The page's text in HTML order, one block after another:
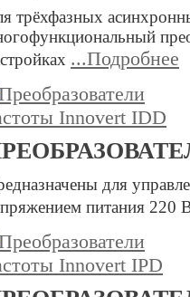
трёхфазных
...Подробнее
для
питания 220